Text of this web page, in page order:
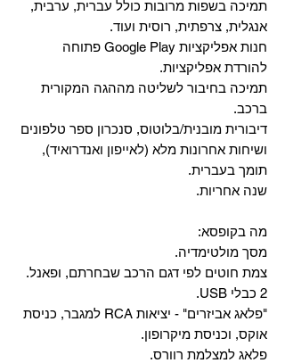
תמיכה בשפות מרובות כולל עברית, ערבית,
אנגלית, צרפתית, רוסית ועוד.
‏חנות אפליקציות Google Play פתוחה
להורדת אפליקציות.
‏תמיכה בחיבור לשליטה מההגה המקורית
ברכב.
‏דיבורית מובנית/בלוטוס, ‏סנכרון ספר טלפונים
ושיחות אחרונות מלא (לאייפון ואנדרואיד),
תומך בעברית.
שנה אחריות.
מה בקופסא:
מסך מולטימדיה.
צמת חוטים לפי דגם הרכב שבחרתם, ופאנל.
2 כבלי USB.
"פלאג אביזרים" - יציאות RCA למגבר, כניסת
אוקס, וכניסת מיקרופון.
פלאג למצלמת רוורס.